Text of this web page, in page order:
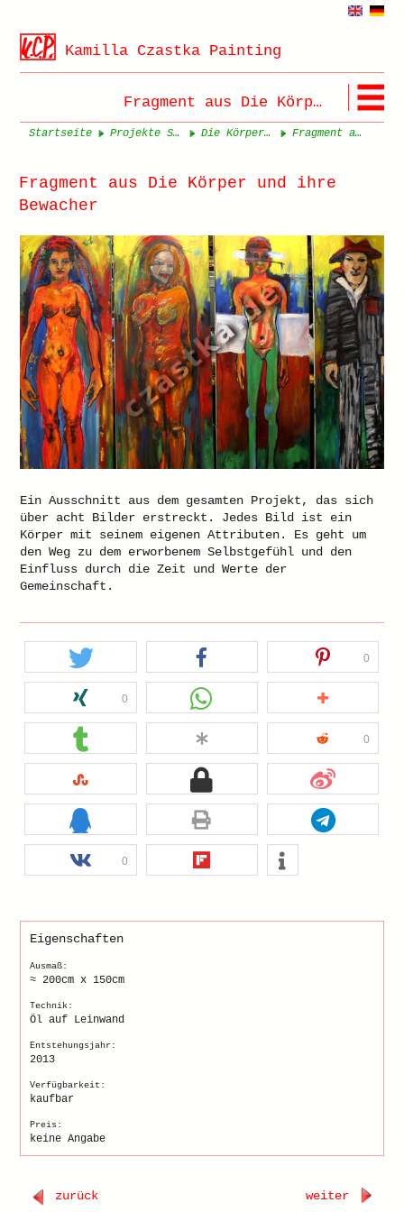
Kamilla Czastka Painting
Fragment aus Die Körper und ihre Bewacher
Startseite Projekte Seite 1 Die Körper und ihre Bewacher Fragment aus Die Körper und ihre Bewacher
Fragment aus Die Körper und ihre
Bewacher
Ein Ausschnitt aus dem gesamten Projekt, das sich
über acht Bilder erstreckt. Jedes Bild ist ein
Körper mit seinem eigenen Attributen. Es geht um
den Weg zu dem erworbenem Selbstgefühl und den
Einfluss durch die Zeit und Werte der
Gemeinschaft.
0
0
0
0
Eigenschaften
Ausmaß:
≈ 200cm x 150cm
Technik:
Öl auf Leinwand
Entstehungsjahr:
2013
Verfügbarkeit:
kaufbar
Preis:
keine Angabe
zurück weiter